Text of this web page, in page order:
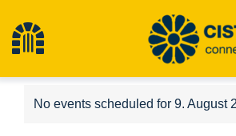
content
Toggle
Navigation
Home
Notice
No events scheduled for 9. August